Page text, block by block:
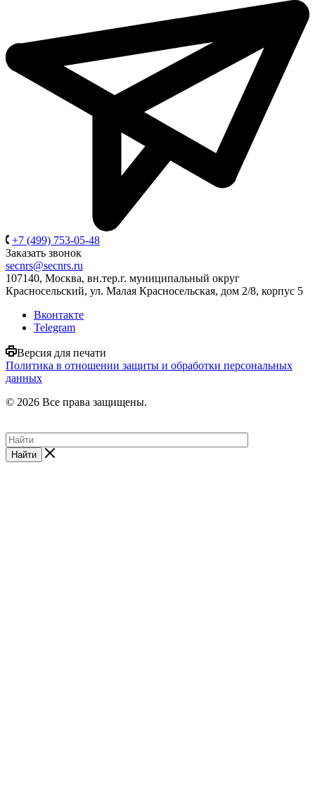
+7 (499) 753-05-48
Заказать звонок
secnrs@secnrs.ru
107140, Москва, вн.тер.г. муниципальный округ
Красносельский, ул. Малая Красносельская, дом 2/8, корпус 5
Вконтакте
Telegram
Версия для печати
Политика в отношении защиты и обработки персональных
данных
© 2026 Все права защищены.
Найти